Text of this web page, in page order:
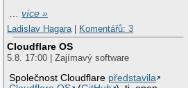
…více »
Ladislav Hagara
Komentářů: 3
Cloudflare OS
5.8. 17:00 | Zajímavý software
Společnost Cloudflare představila